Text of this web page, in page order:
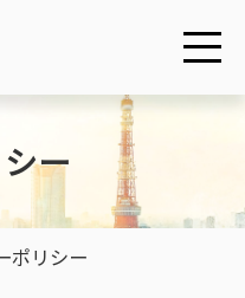
ー
ポリシー